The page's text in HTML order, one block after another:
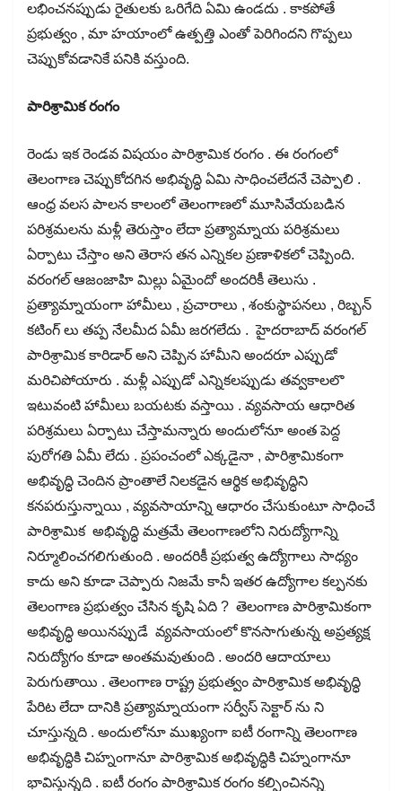
లభించనప్పుడు రైతులకు ఒరిగేది ఏమి ఉండదు . కాకపోతే
ప్రభుత్వం , మా హయాంలో ఉత్పత్తి ఎంతో పెరిగిందని గొప్పలు
చెప్పుకోవడానికే పనికి వస్తుంది.
పారిశ్రామిక రంగం
రెండు ఇక రెండవ విషయం పారిశ్రామిక రంగం . ఈ రంగంలో
తెలంగాణ చెప్పుకోదగిన అభివృద్ధి ఏమి సాధించలేదనే చెప్పాలి .
ఆంధ్ర వలస పాలన కాలంలో తెలంగాణలో మూసివేయబడిన
పరిశ్రమలను మళ్లీ తెరుస్తాం లేదా ప్రత్యామ్నాయ పరిశ్రమలు
ఏర్పాటు చేస్తాం అని తెరాస తన ఎన్నికల ప్రణాళికలో చెప్పింది.
వరంగల్ ఆజంజాహి మిల్లు ఏమైందో అందరికీ తెలుసు .
ప్రత్యామ్నాయంగా హామీలు , ప్రచారాలు , శంకుస్థాపనలు , రిబ్బన్
కటింగ్ లు తప్ప నేలమీద ఏమీ జరగలేదు . హైదరాబాద్ వరంగల్
పారిశ్రామిక కారిడార్ అని చెప్పిన హామీని అందరూ ఎప్పుడో
మరిచిపోయారు . మళ్లీ ఎప్పుడో ఎన్నికలప్పుడు తవ్వకాలలొ
ఇటువంటి హామీలు బయటకు వస్తాయి . వ్యవసాయ ఆధారిత
పరిశ్రమలు ఏర్పాటు చేస్తామన్నారు అందులోనూ అంత పెద్ద
పురోగతి ఏమీ లేదు . ప్రపంచంలో ఎక్కడైనా , పారిశ్రామికంగా
అభివృద్ధి చెందిన ప్రాంతాలే నిలకడైన ఆర్థిక అభివృద్ధిని
కనపరుస్తున్నాయి , వ్యవసాయాన్ని ఆధారం చేసుకుంటూ సాధించే
పారిశ్రామిక అభివృద్ధి మత్రమే తెలంగాణలోని నిరుద్యోగాన్ని
నిర్మూలించగలిగుతుంది . అందరికీ ప్రభుత్వ ఉద్యోగాలు సాధ్యం
కాదు అని కూడా చెప్పారు నిజమే కానీ ఇతర ఉద్యోగాల కల్పనకు
తెలంగాణ ప్రభుత్వం చేసిన కృషి ఏది ? తెలంగాణ పారిశ్రామికంగా
అభివృద్ధి అయినప్పుడే వ్యవసాయంలో కొనసాగుతున్న అప్రత్యక్ష
నిరుద్యోగం కూడా అంతమవుతుంది . అందరి ఆదాయాలు
పెరుగుతాయి . తెలంగాణ రాష్ట్ర ప్రభుత్వం పారిశ్రామిక అభివృద్ధి
పేరిట లేదా దానికి ప్రత్యామ్నాయంగా సర్వీస్ సెక్టార్ ను ని
చూస్తున్నది . అందులోనూ ముఖ్యంగా ఐటీ రంగాన్ని తెలంగాణ
అభివృద్ధికి చిహ్నంగానూ పారిశ్రామిక అభివృద్ధికి చిహ్నంగానూ
భావిస్తున్నది . ఐటీ రంగం పారిశ్రామిక రంగం కల్పించినన్ని